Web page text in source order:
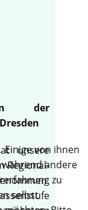
der
unsere
Regional-
Einige von ihnen
andere
zu
selbst